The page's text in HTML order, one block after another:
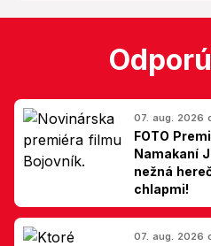
07. aug. 2026
FOTO
Namakaní
nežná
chlapmi!
07. aug. 2026